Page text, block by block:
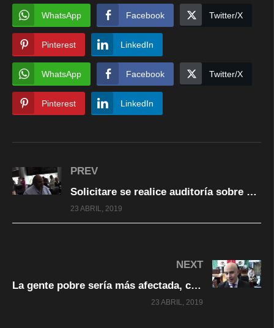
WhatsApp Facebook Twitter/X
Pinterest LinkedIn
WhatsApp Facebook Twitter/X
Pinterest LinkedIn
PREV
Solicitare se realice auditoría sobre abasto de medicamentos en hospitales de Juárez: Dip. Carrera
23 ABRIL, 2019
NEXT
La gente pobre sería más afectada, con aumento de delitos que admiten prisión preventiva. La Torre
23 ABRIL, 2019